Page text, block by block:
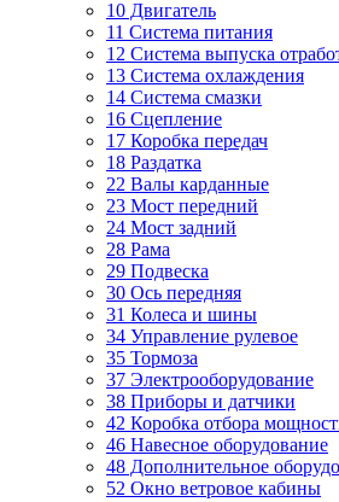
10 Двигатель
11 Система питания
12 Система выпуска
13 Система охлаждения
14 Система смазки
16 Сцепление
17 Коробка передач
18 Раздатка
22 Валы карданные
23 Мост передний
24 Мост задний
28 Рама
29 Подвеска
30 Ось передняя
31 Колеса и шины
34 Управление рулевое
35 Тормоза
37 Электрооборудование
38 Приборы и датчики
42 Коробка отбора
46 Навесное оборудование
48 Дополнительное
52 Окно ветровое кабины